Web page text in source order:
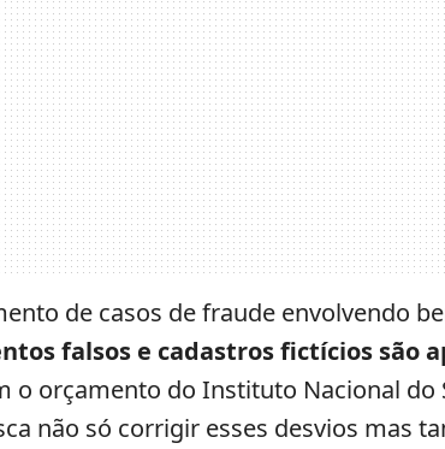
de casos de fraude envolvendo
falsos e cadastros fictícios são
o orçamento do Instituto Nacional do
não só corrigir esses desvios mas